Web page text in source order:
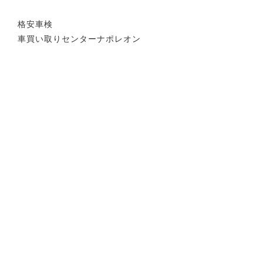
格安車検
車買い取りセンターナポレオン